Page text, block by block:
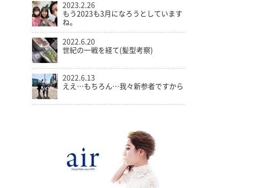
2023.2.26
もう2023も3月になろうとしています
ね。
2022.6.20
世紀の一戦を経て(髪型考察)
2022.6.13
ええ…もちろん…我々新参者ですから